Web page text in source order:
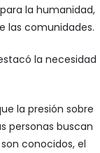
la humanidad,
las comunidades.
la necesidad
la presión sobre
personas buscan
conocidos, el